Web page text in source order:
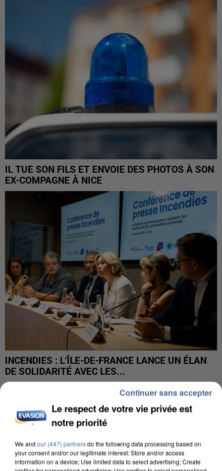
IL TUE SON FILS ET ENVOIE DES PHOTOS À SON
EX-COMPAGNE À NICE
INCENDIES : L’ÎLE-DE-FRANCE LANCE UN ÉLAN
DE SOLIDARITÉ AVEC LES...
Le respect de votre vie privée est
notre priorité
We and our (447) partnersdo the following data processing based on
your consent and/or our legitimate interest: Store and/or access
information on a device; Use limited data to select advertising; Create
Continuer sans accepter